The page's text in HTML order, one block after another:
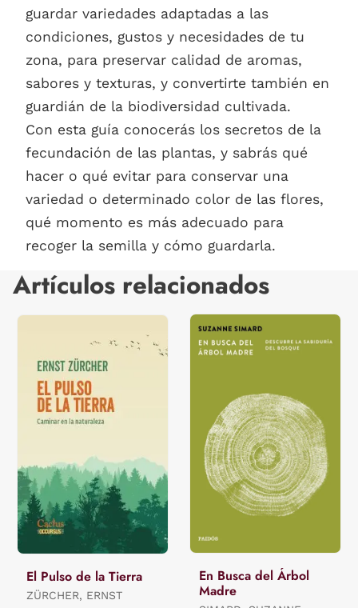
guardar variedades adaptadas a las
condiciones, gustos y necesidades de tu
zona, para preservar calidad de aromas,
sabores y texturas, y convertirte también en
guardián de la biodiversidad cultivada.
Con esta guía conocerás los secretos de la
fecundación de las plantas, y sabrás qué
hacer o qué evitar para conservar una
variedad o determinado color de las flores,
qué momento es más adecuado para
recoger la semilla y cómo guardarla.
Artículos relacionados
El Pulso de la Tierra
ZÜRCHER, ERNST
En Busca del Árbol
Madre